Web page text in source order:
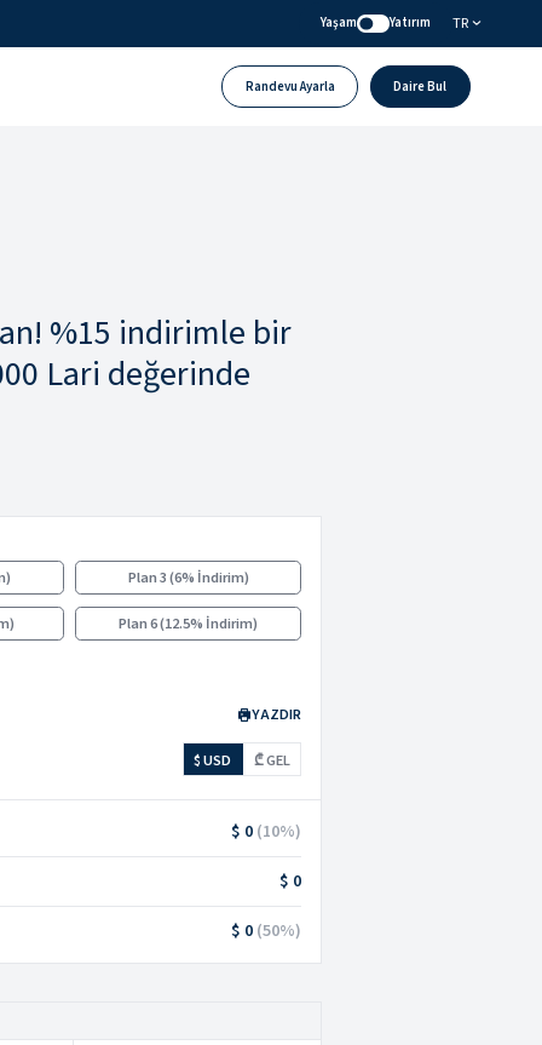
Yaşam Yatırım TR
Randevu Ayarla Daire Bul
%15 indirimle bir
Lari değerinde
) Plan 3(6% İndirim)
) Plan 6( 12.5% İndirim)
YAZDIR
$ USD ₾ GEL
$ 0 (10%)
$ 0
$ 0 (50%)